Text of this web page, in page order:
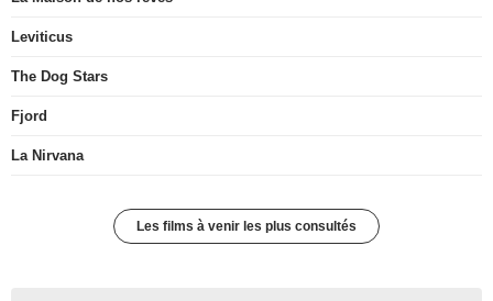
Leviticus
The Dog Stars
Fjord
La Nirvana
Les films à venir les plus consultés